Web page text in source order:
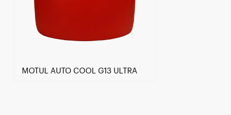
MOTUL AUTO COOL G13 ULTRA